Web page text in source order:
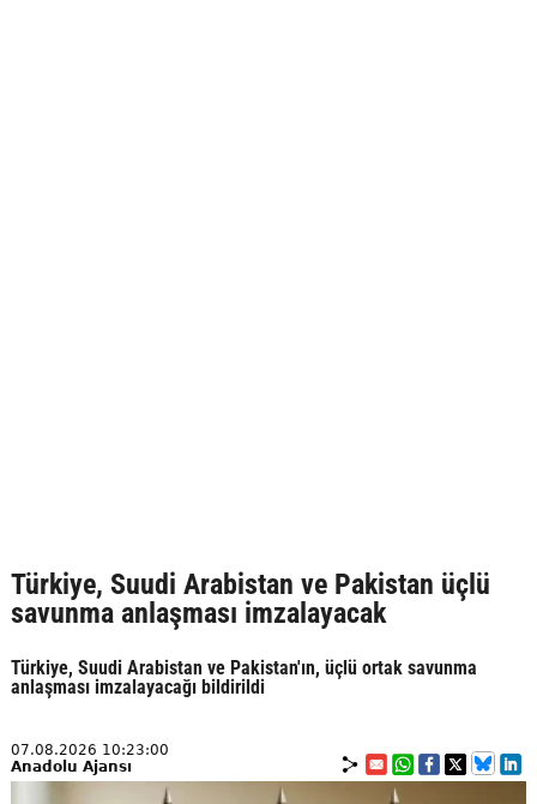
Türkiye, Suudi Arabistan ve Pakistan üçlü
savunma anlaşması imzalayacak
Türkiye, Suudi Arabistan ve Pakistan'ın, üçlü ortak savunma
anlaşması imzalayacağı bildirildi
07.08.2026 10:23:00
Anadolu Ajansı